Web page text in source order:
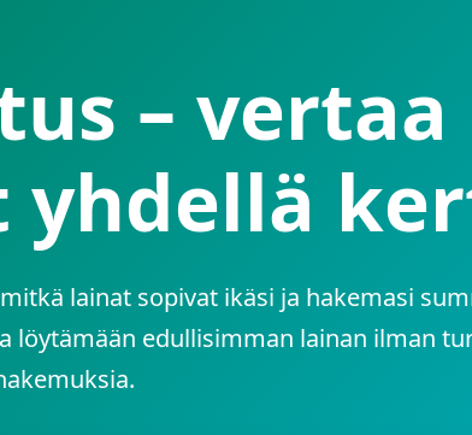
–
lainat sopivat ikäsi ja hakemasi
löytämään edullisimman lainan ilman